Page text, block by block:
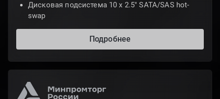
Дисковая подсистема 10 х 2.5" SATA/SAS hot-
swap
Подробнее